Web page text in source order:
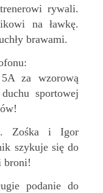
rywali.
na ławkę.
brawami.
za wzorową
sportowej
Zośka i Igor
szykuje się do
broni!
podanie do